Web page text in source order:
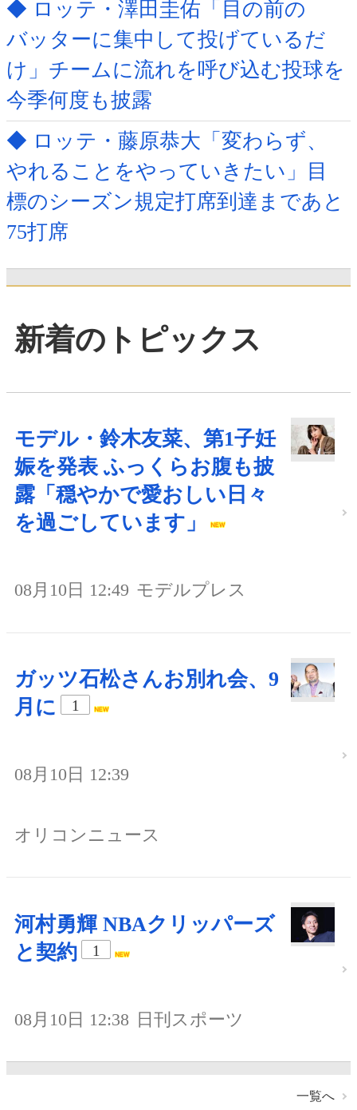
◆ ロッテ・澤田圭佑「目の前の
バッターに集中して投げているだ
け」チームに流れを呼び込む投球を
今季何度も披露
◆ ロッテ・藤原恭大「変わらず、
やれることをやっていきたい」目
標のシーズン規定打席到達まであと
75打席
新着のトピックス
モデル・鈴木友菜、第1子妊
娠を発表 ふっくらお腹も披
露「穏やかで愛おしい日々
を過ごしています」
08月10日 12:49 モデルプレス
ガッツ石松さんお別れ会、9
月に
1
08月10日 12:39
オリコンニュース
河村勇輝 NBAクリッパーズ
と契約
1
08月10日 12:38 日刊スポーツ
一覧へ